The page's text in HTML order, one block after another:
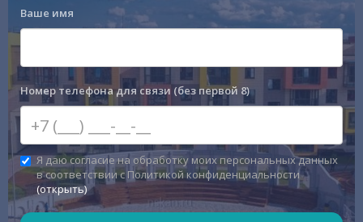
Ваше имя
Номер телефона для связи (без первой 8)
Я даю согласие на обработку моих персональных данных
в соответствии с Политикой конфиденциальности
(открыть)